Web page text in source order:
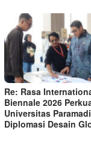
Re: Rasa
Biennale 2026
Universitas
Diplomasi Desain